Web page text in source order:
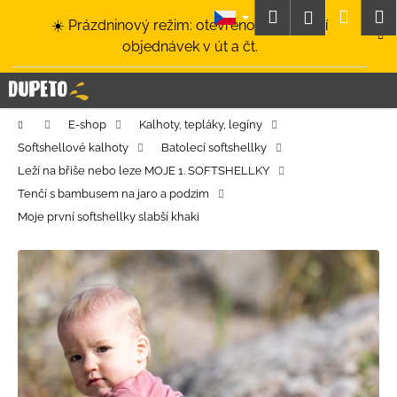
☀️ Prázdninový režim: otevřeno a odesílání
objednávek v út a čt.
HledatPřihlášení
Domů E-shop
Kalhoty, tepláky, legíny
Softshellové kalhoty
Batolecí softshellky
Leží na břiše nebo leze MOJE 1. SOFTSHELLKY
Tenčí s bambusem na jaro a podzim
Moje první softshellky slabší khaki
í
k C
o
p
o
t
ř
b
u
j
e
t
e